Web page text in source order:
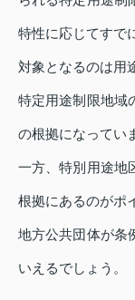
特性に応じてすで
対象となるのは用
特定用途制限地域
の根拠になってい
一方、特別用途地
根拠にあるのがポ
地方公共団体が条
いえるでしょう。